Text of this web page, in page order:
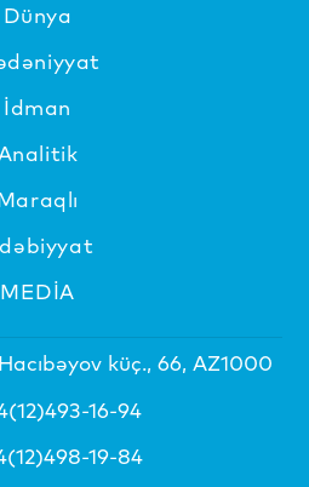
Dünya
İdman
MEDİA
küç., 66, AZ1000
16-94
19-84